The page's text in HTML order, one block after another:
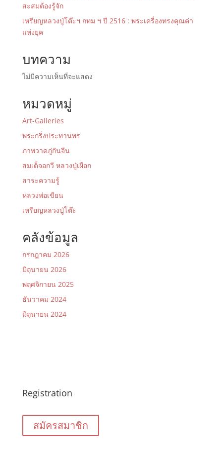
สะสมต้องรู้จัก
เหรียญหลวงปู่โต๊ะฯ กทม ฯ ปี 2516 : พระเครื่องทรงคุณค่า
แห่งยุค
บทความ
ไม่มีความเห็นที่จะแสดง
หมวดหมู่
Art-Galleries
พระกริ่งประทานพร
ภาพวาดภู่กันจีน
สมเด็จอกวี หลวงปู่เผือก
สาระความรู้
หลวงพ่อเขียน
เหรียญหลวงปู่โต๊ะ
คลังข้อมูล
กรกฎาคม 2026
มิถุนายน 2026
พฤศจิกายน 2025
ธันวาคม 2024
มิถุนายน 2024
Registration
สมัครสมาชิก